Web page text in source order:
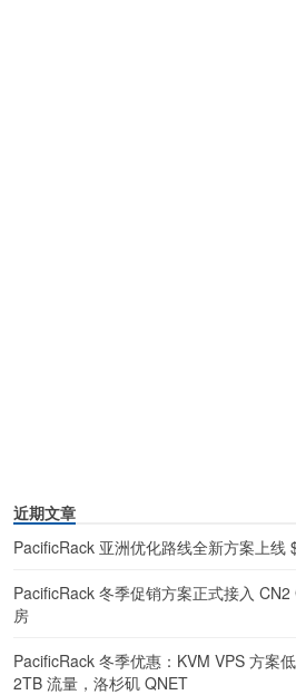
近期文章
PacificRack 亚洲优化路线全新方案上线
PacificRack 冬季促销方案正式接入
房
PacificRack 冬季优惠：KVM VPS 方案
2TB 流量，洛杉矶 QNET